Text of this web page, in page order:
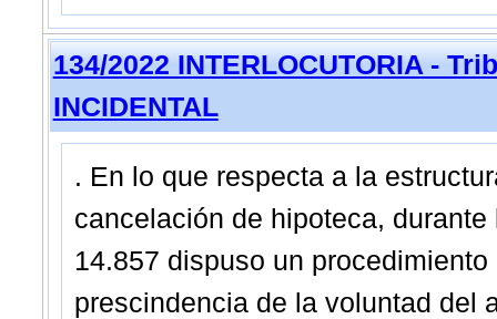
134/2022 INTERLOCUTORIA -
INCIDENTAL
. En lo que respecta a la
cancelación de hipoteca,
14.857 dispuso un
prescindencia de la voluntad del